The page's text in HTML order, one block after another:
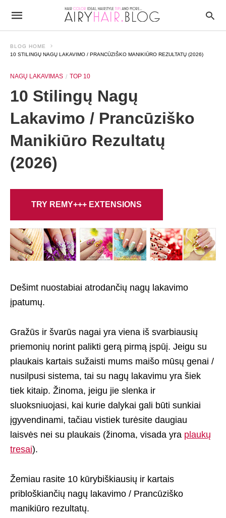
BLOG HOME
10 STILINGŲ NAGŲ LAKAVIMO / PRANCŪZIŠKO MANIKIŪRO REZULTATŲ (2026)
NAGŲ LAKAVIMAS TOP 10
10 Stilingų Nagų
Lakavimo / Prancūziško
Manikiūro Rezultatų
(2026)
TRY REMY+++ EXTENSIONS
Dešimt nuostabiai atrodančių nagų lakavimo
įpatumų.
Gražūs ir švarūs nagai yra viena iš svarbiausių
priemonių norint palikti gerą pirmą įspūį. Jeigu su
plaukais kartais sužaisti mums maišo mūsų genai /
nusilpusi sistema, tai su nagų lakavimu yra šiek
tiek kitaip. Žinoma, jeigu jie slenka ir
sluoksniuojasi, kai kurie dalykai gali būti sunkiai
įgyvendinami, tačiau vistiek turėsite daugiau
laisvės nei su plaukais (žinoma, visada yra plaukų
tresai).
Žemiau rasite 10 kūrybiškiausių ir kartais
pribloškiančių nagų lakavimo / Prancūziško
manikiūro rezultatų.